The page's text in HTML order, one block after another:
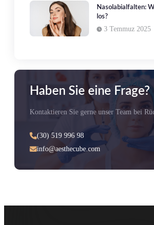
Nasolabialfalten:
los?
3 Temmuz 2025
Haben Sie eine Frage?
Kontaktieren Sie gerne unser Team bei
(30) 519 996 98
info@aesthecube.com